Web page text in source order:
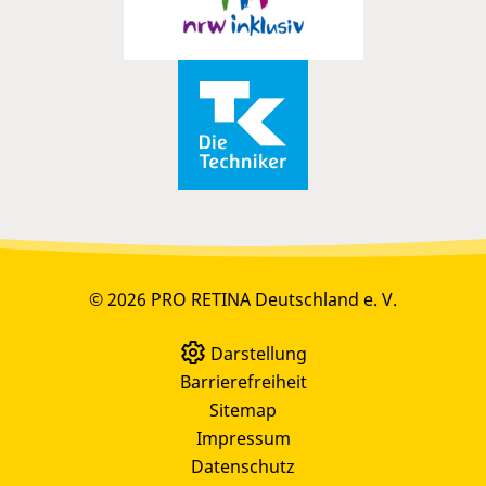
© 2026 PRO RETINA Deutschland e. V.
Darstellung
Barrierefreiheit
Sitemap
Impressum
Datenschutz